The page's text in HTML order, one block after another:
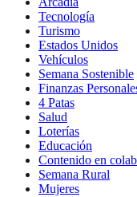
Tecnología
Turismo
Estados Unidos
Vehículos
Semana Sostenible
Finanzas
4 Patas
Salud
Loterías
Educación
Contenido en
Semana Rural
Mujeres